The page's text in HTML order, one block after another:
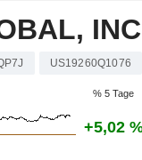
US19260Q1076
% 5 Tage
+5,02